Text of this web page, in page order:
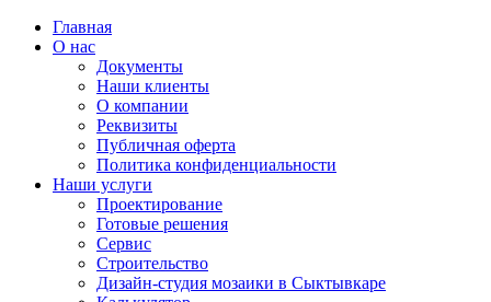
Главная
О нас
Документы
Наши клиенты
О компании
Реквизиты
Публичная оферта
Политика конфиденциальности
Наши услуги
Проектирование
Готовые решения
Сервис
Строительство
Дизайн-студия мозаики в Сыктывкаре